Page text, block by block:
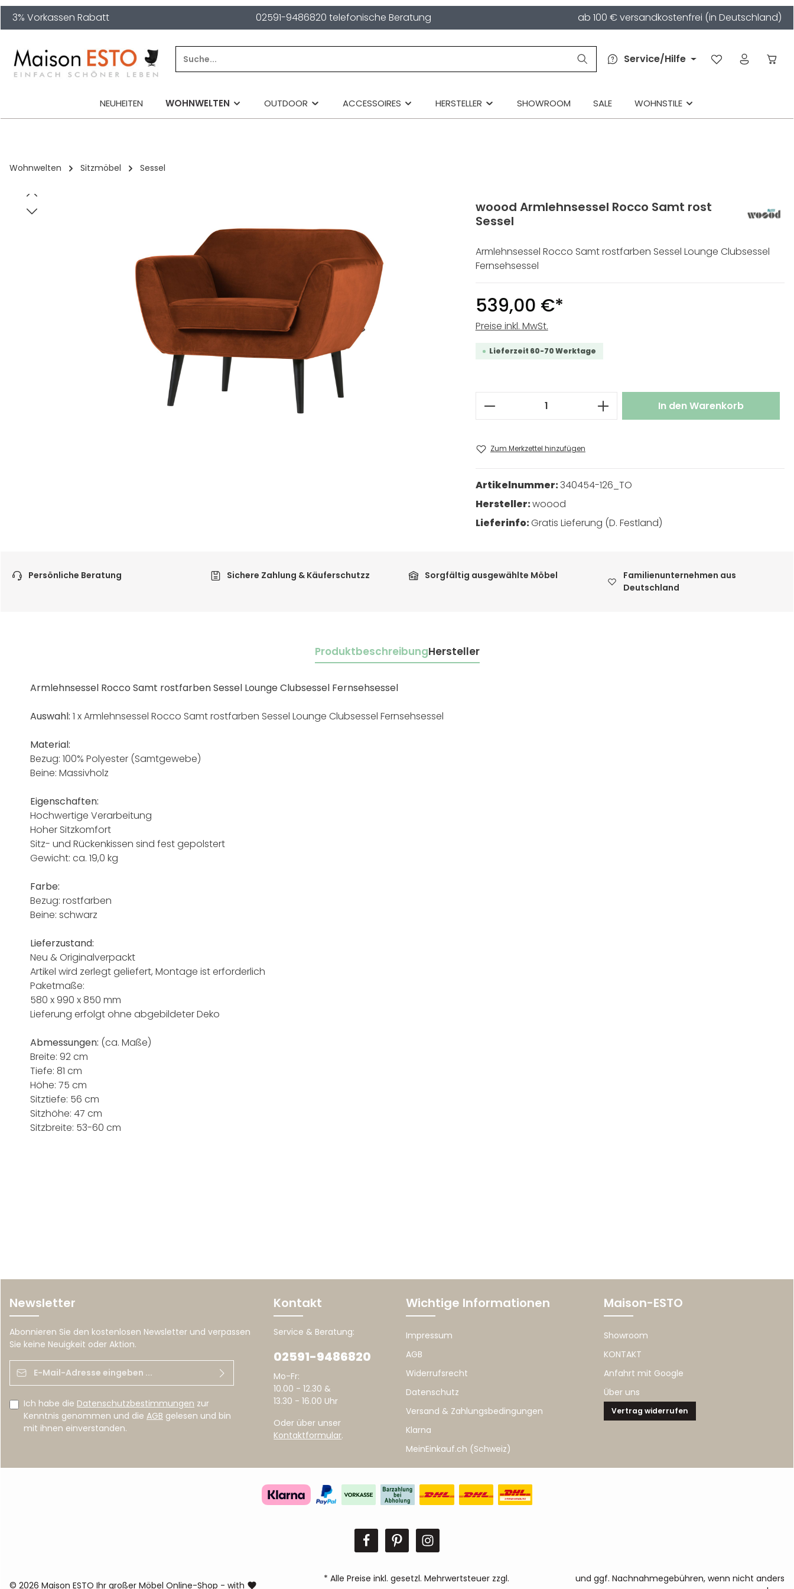
Zur Hauptnavigation springen
3% Vorkassen Rabatt 02591-9486820 telefonische Beratung ab 100 € versandkostenfrei (in Deutschland)
Service/Hilfe
NEUHEITEN WOHNWELTEN OUTDOOR ACCESSOIRES HERSTELLER SHOWROOM SALE WOHNSTILE
Wohnwelten Sitzmöbel Sessel
Bildergalerie überspringen
woood Armlehnsessel Rocco Samt rost
Sessel
Armlehnsessel Rocco Samt rostfarben Sessel Lounge Clubsessel
Fernsehsessel
539,00 €*
Preise inkl. MwSt.
Lieferzeit 60-70 Werktage
Produkt Anzahl: Gib den gewünschten
In den Warenkorb
Zum Merkzettel hinzufügen
Artikelnummer:340454-126_TO
Hersteller:woood
Lieferinfo:Gratis Lieferung (D. Festland)
Persönliche Beratung Sichere Zahlung & Käuferschutzz Sorgfältig ausgewählte Möbel
Familienunternehmen aus
Deutschland
ProduktbeschreibungHersteller
Armlehnsessel Rocco Samt rostfarben Sessel Lounge Clubsessel Fernsehsessel
Auswahl: 1 x Armlehnsessel Rocco Samt rostfarben Sessel Lounge Clubsessel Fernsehsessel
Material:
Bezug: 100% Polyester (Samtgewebe)
Beine: Massivholz
Eigenschaften:
Hochwertige Verarbeitung
Hoher Sitzkomfort
Sitz- und Rückenkissen sind fest gepolstert
Gewicht: ca. 19,0 kg
Farbe:
Bezug: rostfarben
Beine: schwarz
Lieferzustand:
Neu & Originalverpackt
Artikel wird zerlegt geliefert, Montage ist erforderlich
Paketmaße:
580 x 990 x 850 mm
Lieferung erfolgt ohne abgebildeter Deko
Abmessungen: (ca. Maße)
Breite: 92 cm
Tiefe: 81 cm
Höhe: 75 cm
Sitztiefe: 56 cm
Sitzhöhe: 47 cm
Sitzbreite: 53-60 cm
Newsletter
Abonnieren Sie den kostenlosen Newsletter und verpassen
Sie keine Neuigkeit oder Aktion.
Ich habe die Datenschutzbestimmungen zur
Kenntnis genommen und die AGB gelesen und bin
mit ihnen einverstanden.
Kontakt
Service & Beratung:
02591-9486820
Mo-Fr:
10.00 - 12.30 &
13.30 - 16.00 Uhr
Oder über unser
Kontaktformular.
Wichtige Informationen
Impressum
AGB
Widerrufsrecht
Datenschutz
Versand & Zahlungsbedingungen
Klarna
MeinEinkauf.ch (Schweiz)
Maison-ESTO
Showroom
KONTAKT
Anfahrt mit Google
Über uns
Vertrag widerrufen
© 2026 Maison ESTO Ihr großer Möbel Online-Shop - with
* Alle Preise inkl. gesetzl. Mehrwertsteuer zzgl.
und ggf. Nachnahmegebühren, wenn nicht anders